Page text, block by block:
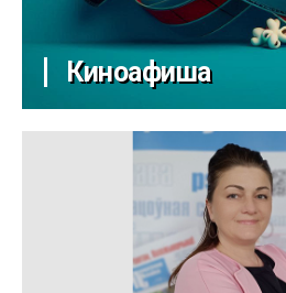
Киноафиша